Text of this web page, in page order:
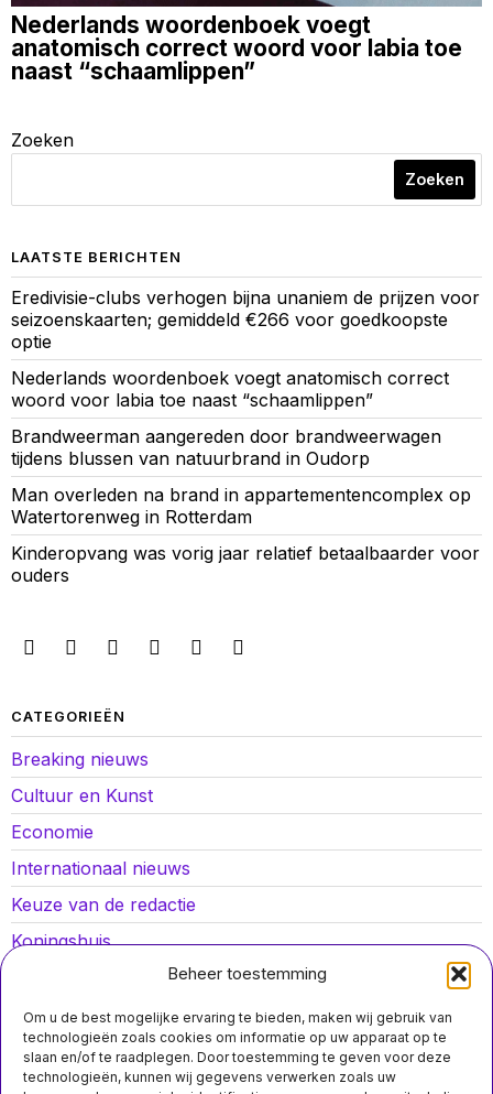
Beheer toestemming
Om u de best mogelijke ervaring te bieden, maken wij gebruik van
technologieën zoals cookies om informatie op uw apparaat op te
slaan en/of te raadplegen. Door toestemming te geven voor deze
technologieën, kunnen wij gegevens verwerken zoals uw
Nederlands woordenboek voegt
anatomisch correct woord voor labia toe
naast “schaamlippen”
Zoeken
Zoeken
LAATSTE BERICHTEN
Eredivisie-clubs verhogen bijna unaniem de prijzen voor
seizoenskaarten; gemiddeld €266 voor goedkoopste
optie
Nederlands woordenboek voegt anatomisch correct
woord voor labia toe naast “schaamlippen”
Brandweerman aangereden door brandweerwagen
tijdens blussen van natuurbrand in Oudorp
Man overleden na brand in appartementencomplex op
Watertorenweg in Rotterdam
Kinderopvang was vorig jaar relatief betaalbaarder voor
ouders
CATEGORIEËN
Breaking nieuws
Cultuur en Kunst
Economie
Internationaal nieuws
Keuze van de redactie
Koningshuis
Oorlog in Oekraïne
Opinies
Politiek